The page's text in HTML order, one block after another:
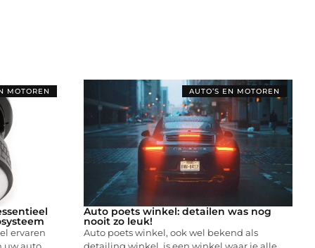
MOTOREN
ervaren
auto,
AUTO’S EN MOTOREN
Auto poets winkel: detailen was nog
nooit zo leuk!
Auto poets winkel, ook wel bekend als
detailing winkel, is een winkel waar je alle